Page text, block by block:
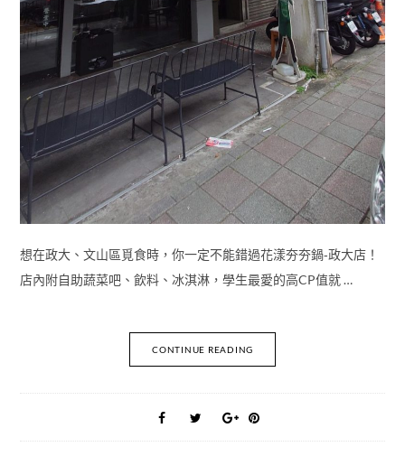
想在政大、文山區覓食時，你一定不能錯過花漾夯夯鍋‑政大店！
店內附自助蔬菜吧、飲料、冰淇淋，學生最愛的高CP值就 …
CONTINUE READING